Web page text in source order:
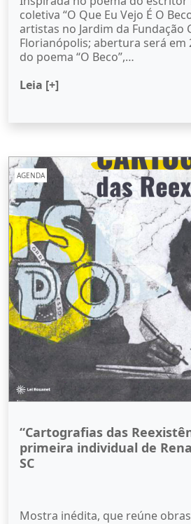
coletiva “O Que Eu Vejo É O
artistas no Jardim da Fundação
Florianópolis; abertura será
do poema “O Beco”,…
Leia [+]
AGENDA
“Cartografias das
primeira individual de
SC
Mostra inédita, que reúne